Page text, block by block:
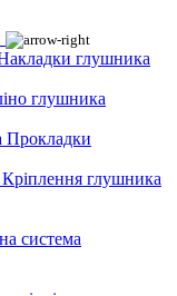
глушника
глушника
Прокладки
Кріплення глушника
система